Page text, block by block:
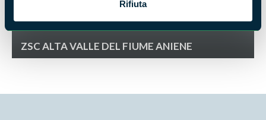
Rifiuta
ZSC ALTA VALLE DEL FIUME ANIENE